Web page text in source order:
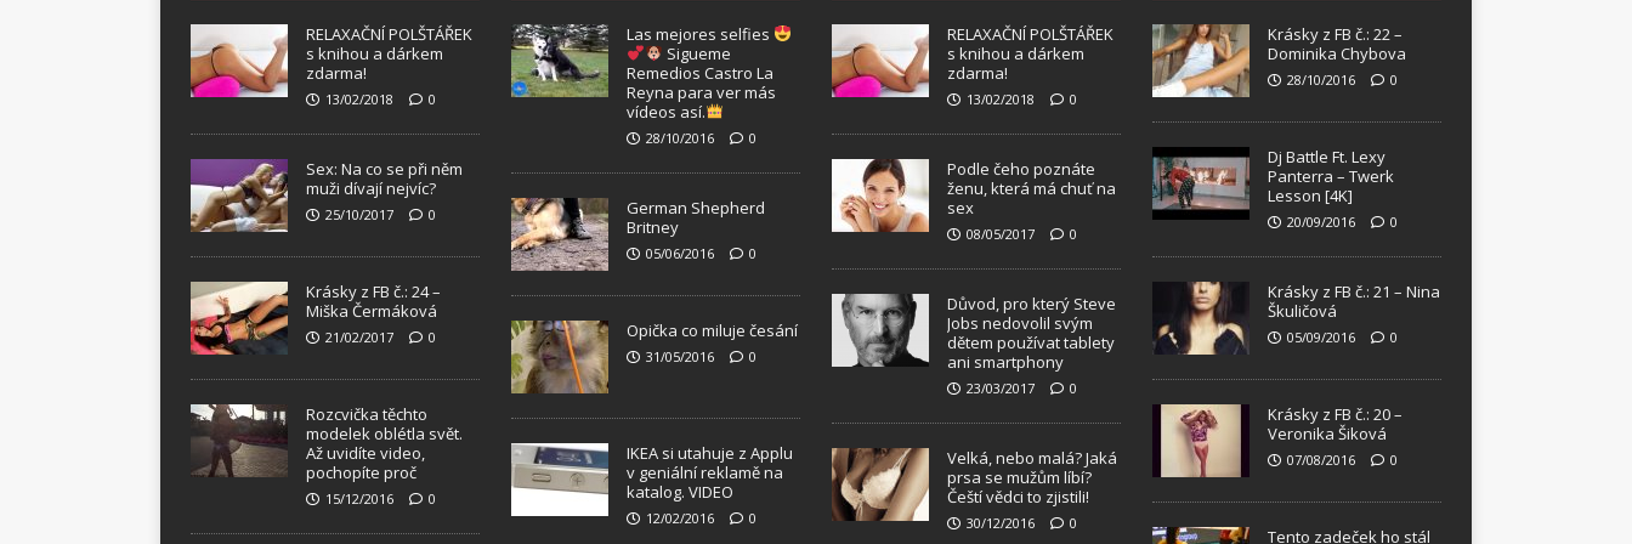
RELAXAČNÍ POLŠTÁŘEK
s knihou a dárkem
zdarma!
13/02/2018 0
Sex: Na co se při něm
muži dívají nejvíc?
25/10/2017 0
Krásky z FB č.: 24 –
Miška Čermáková
21/02/2017 0
Rozcvička těchto
modelek oblétla svět.
Až uvidíte video,
pochopíte proč
15/12/2016 0
Las mejores selfies
Sigueme
Remedios Castro La
Reyna para ver más
vídeos así.
28/10/2016 0
German Shepherd
Britney
05/06/2016 0
Opička co miluje česání
31/05/2016 0
IKEA si utahuje z Applu
v geniální reklamě na
katalog. VIDEO
12/02/2016 0
RELAXAČNÍ POLŠTÁŘEK
s knihou a dárkem
zdarma!
13/02/2018 0
Podle čeho poznáte
ženu, která má chuť na
sex
08/05/2017 0
Důvod, pro který Steve
Jobs nedovolil svým
dětem používat tablety
ani smartphony
23/03/2017 0
Velká, nebo malá? Jaká
prsa se mužům líbí?
Čeští vědci to zjistili!
30/12/2016 0
Krásky z FB č.: 22 –
Dominika Chybova
28/10/2016 0
Dj Battle Ft. Lexy
Panterra – Twerk
Lesson [4K]
20/09/2016 0
Krásky z FB č.: 21 – Nina
Škuličová
05/09/2016 0
Krásky z FB č.: 20 –
Veronika Šiková
07/08/2016 0
Tento zadeček ho stál